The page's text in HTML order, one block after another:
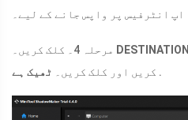
اپ انٹرفیس پر واپس جانے کے لیے۔
DESTINATION
کریں اور کلک کریں۔ ٹھیک ہے .